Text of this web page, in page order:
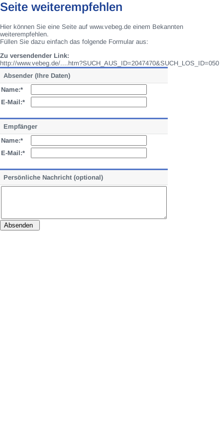
Seite weiterempfehlen
Hier können Sie eine Seite auf www.vebeg.de einem Bekannten
weiterempfehlen.
Füllen Sie dazu einfach das folgende Formular aus:
Zu versendender Link:
http://www.vebeg.de/....htm?SUCH_AUS_ID=2047470&SUCH_LOS_ID=050
Absender (Ihre Daten)
Name:*
E-Mail:*
Empfänger
Name:*
E-Mail:*
Persönliche Nachricht (optional)